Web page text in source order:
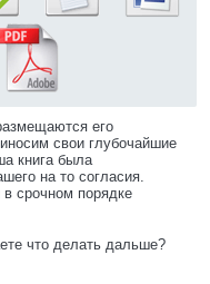
его
свои глубочайшие
книга была
на то согласия.
срочном порядке
что делать дальше?